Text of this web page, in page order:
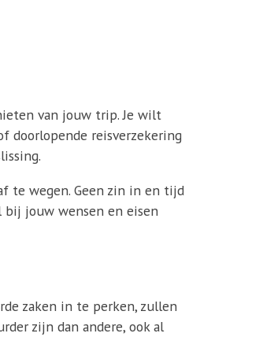
van jouw trip. Je wilt
doorlopende reisverzekering
te wegen. Geen zin in en tijd
bij jouw wensen en eisen
zaken in te perken, zullen
zijn dan andere, ook al